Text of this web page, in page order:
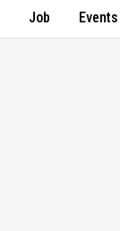
Job Events